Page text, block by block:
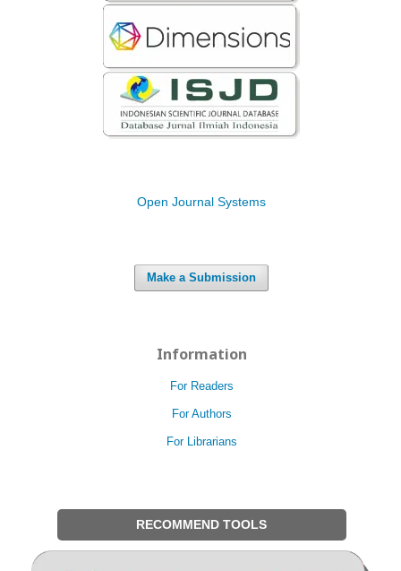
Open Journal Systems
Make a Submission
Information
For Readers
For Authors
For Librarians
RECOMMEND TOOLS